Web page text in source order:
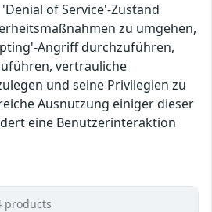
of Service'-Zustand
zu umgehen,
Angriff durchzuführen,
vertrauliche
und seine Privilegien zu
Ausnutzung einiger dieser
eine Benutzerinteraktion
products